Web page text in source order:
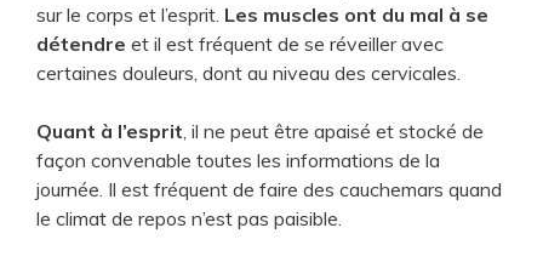
sur le corps et l’esprit. Les muscles ont du mal à se
détendre et il est fréquent de se réveiller avec
certaines douleurs, dont au niveau des cervicales.
Quant à l’esprit , il ne peut être apaisé et stocké de
façon convenable toutes les informations de la
journée. Il est fréquent de faire des cauchemars quand
le climat de repos n’est pas paisible.